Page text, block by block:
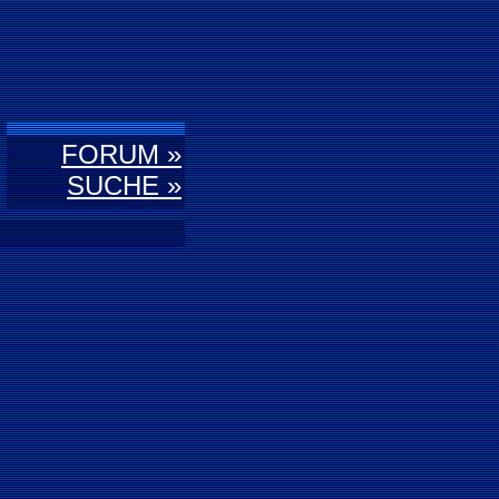
FORUM »
SUCHE »